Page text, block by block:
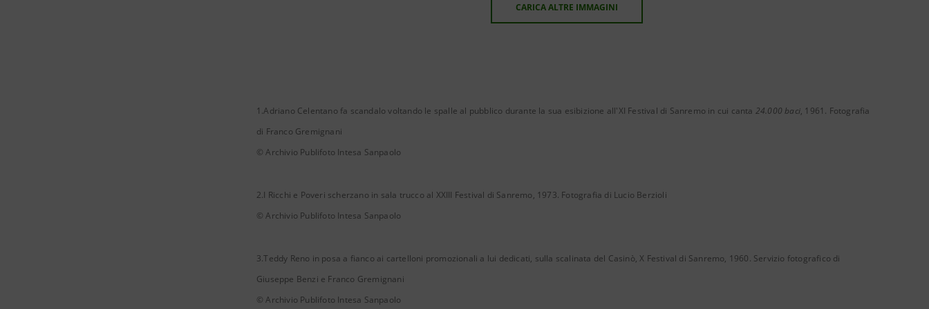
CARICA ALTRE IMMAGINI
1.Adriano Celentano fa scandalo voltando le spalle al pubblico durante la sua esibizione all'XI Festival di Sanremo in cui canta 24.000 baci, 1961. Fotografia
di Franco Gremignani
© Archivio Publifoto Intesa Sanpaolo
2.I Ricchi e Poveri scherzano in sala trucco al XXIII Festival di Sanremo, 1973. Fotografia di Lucio Berzioli
© Archivio Publifoto Intesa Sanpaolo
3.Teddy Reno in posa a fianco ai cartelloni promozionali a lui dedicati, sulla scalinata del Casinò, X Festival di Sanremo, 1960. Servizio fotografico di
Giuseppe Benzi e Franco Gremignani
© Archivio Publifoto Intesa Sanpaolo